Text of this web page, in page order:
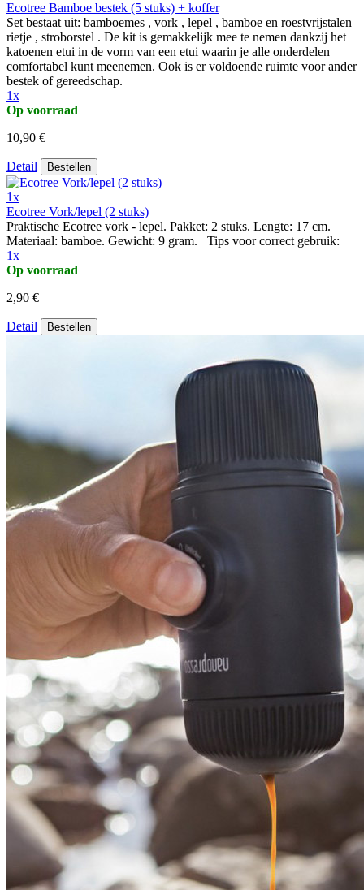
Ecotree Bamboe bestek (5 stuks) + koffer
Set bestaat uit: bamboemes , vork , lepel , bamboe en roestvrijstalen
rietje , stroborstel . De kit is gemakkelijk mee te nemen dankzij het
katoenen etui in de vorm van een etui waarin je alle onderdelen
comfortabel kunt meenemen. Ook is er voldoende ruimte voor ander
bestek of gereedschap.
1x
Op voorraad
10,90 €
Detail Bestellen
1x
Ecotree Vork/lepel (2 stuks)
Praktische Ecotree vork - lepel. Pakket: 2 stuks. Lengte: 17 cm.
Materiaal: bamboe. Gewicht: 9 gram. Tips voor correct gebruik:
1x
Op voorraad
2,90 €
Detail Bestellen